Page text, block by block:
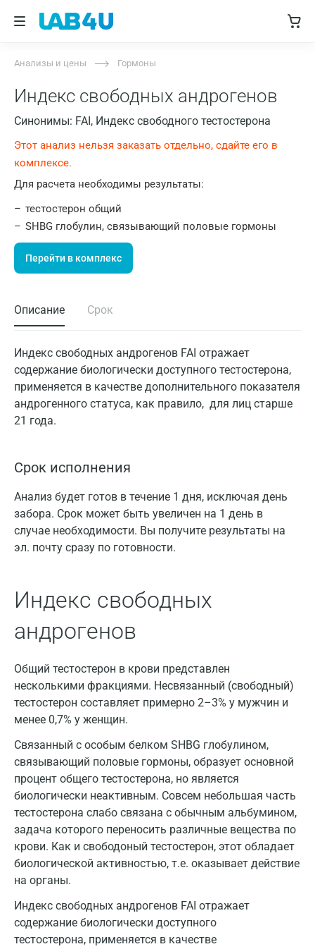
Анализы и цены Гормоны
Индекс свободных андрогенов
Синонимы: FAI, Индекс свободного тестостерона
Этот анализ нельзя заказать отдельно, сдайте его в
комплексе.
Для расчета необходимы результаты:
тестостерон общий
SHBG глобулин, связывающий половые гормоны
Перейти в комплекс
Описание Срок
Индекс свободных андрогенов FAI отражает
содержание биологически доступного тестостерона,
применяется в качестве дополнительного показателя
андрогенного статуса, как правило, для лиц старше
21 года.
Срок исполнения
Анализ будет готов в течение 1 дня, исключая день
забора. Срок может быть увеличен на 1 день в
случае необходимости. Вы получите результаты на
эл. почту сразу по готовности.
Индекс свободных
андрогенов
Общий тестостерон в крови представлен
несколькими фракциями. Несвязанный (свободный)
тестостерон составляет примерно 2–3% у мужчин и
менее 0,7% у женщин.
Связанный с особым белком SHBG глобулином,
связывающий половые гормоны, образует основной
процент общего тестостерона, но является
биологически неактивным. Совсем небольшая часть
тестостерона слабо связана с обычным альбумином,
задача которого переносить различные вещества по
крови. Как и свободоный тестостерон, этот обладает
биологической активностью, т.е. оказывает действие
на органы.
Индекс свободных андрогенов FAI отражает
содержание биологически доступного
тестостерона, применяется в качестве
Москва
Санкт-Петербург
Нижний Новгород